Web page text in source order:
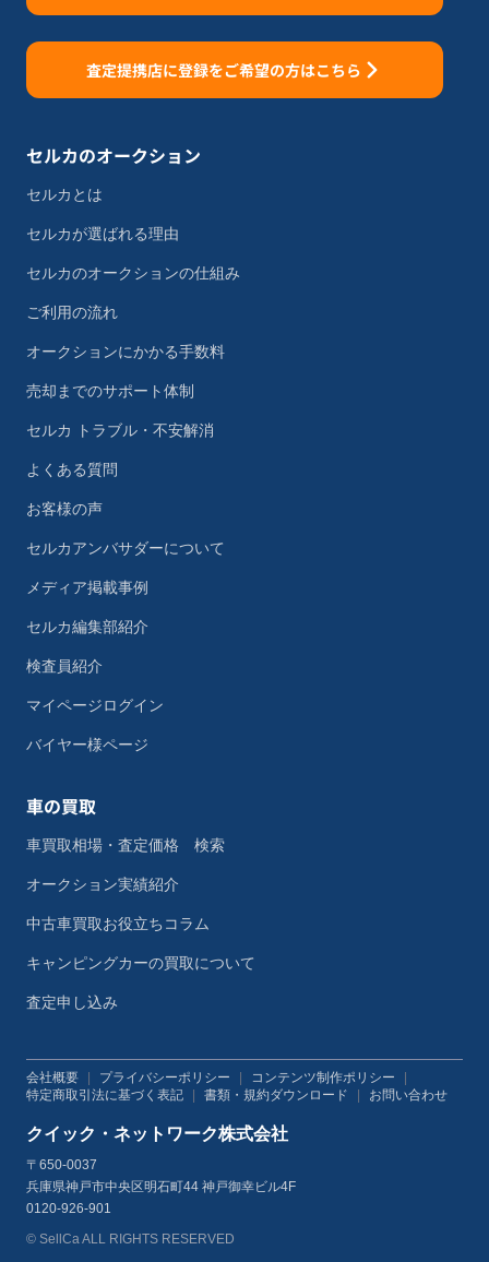
査定提携店に登録をご希望の方はこちら
セルカのオークション
セルカとは
セルカが選ばれる理由
セルカのオークションの仕組み
ご利用の流れ
オークションにかかる手数料
売却までのサポート体制
セルカ トラブル・不安解消
よくある質問
お客様の声
セルカアンバサダーについて
メディア掲載事例
セルカ編集部紹介
検査員紹介
マイページログイン
バイヤー様ページ
車の買取
車買取相場・査定価格 検索
オークション実績紹介
中古車買取お役立ちコラム
キャンピングカーの買取について
査定申し込み
会社概要 プライバシーポリシー コンテンツ制作ポリシー
特定商取引法に基づく表記
書類・規約ダウンロード お問い合わせ
クイック・ネットワーク株式会社
〒650-0037
兵庫県神戸市中央区明石町44 神戸御幸ビル4F
0120-926-901
© SellCa ALL RIGHTS RESERVED